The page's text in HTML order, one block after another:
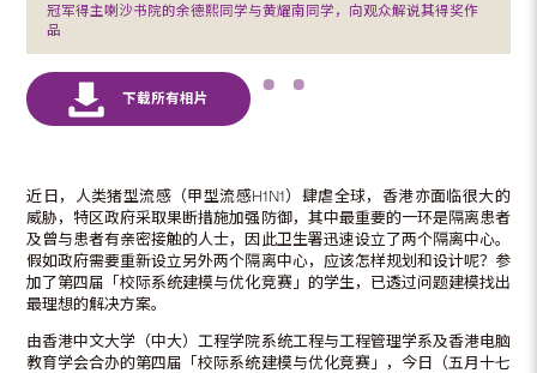
冠军得主喇沙书院的余德熙同学与黄耀南同学，向观众解说其得奖作
品
近日，人类猪型流感（甲型流感H1N1）肆虐全球，香港亦面临很大的
威胁，特区政府采取果断措施加强防御，其中最重要的一环是隔离患者
及曾与患者有亲密接触的人士，因此卫生署迅速设立了两个隔离中心。
假如政府需要重新设立另外两个隔离中心，应该怎样规划和设计呢？参
加了第四届「校际系统建模与优化竞赛」的学生，已透过问题建模找出
最理想的解决方案。
由香港中文大学（中大）工程学院系统工程与工程管理学系及香港电脑
教育学会合办的第四届「校际系统建模与优化竞赛」，今日（五月十七